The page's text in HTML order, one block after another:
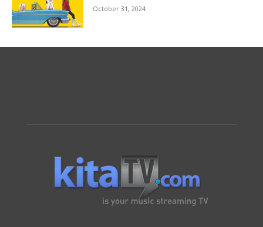
October 31, 2024